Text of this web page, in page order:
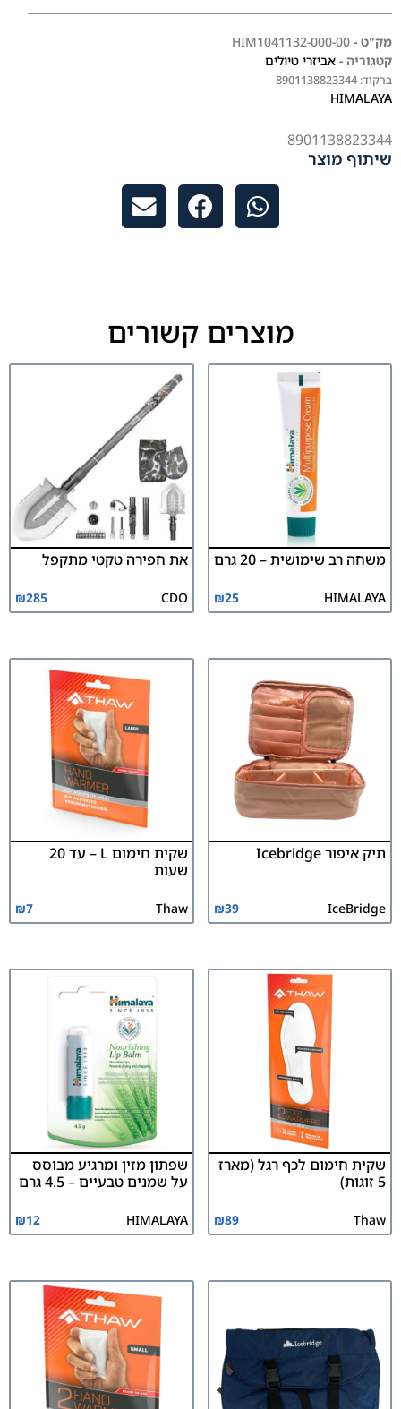
מק"ט - HIM1041132-000-00
קטגוריה - אביזרי טיולים
ברקוד: 8901138823344
HIMALAYA
8901138823344
שיתוף מוצר
מוצרים קשורים
משחה רב שימושית – 20 גרם
HIMALAYA
₪25
את חפירה טקטי מתקפל
CDO
₪285
תיק איפור Icebridge
IceBridge
₪39
שקית חימום L – עד 20
שעות
Thaw
₪7
שקית חימום לכף רגל (מארז
5 זוגות)
Thaw
₪89
שפתון מזין ומרגיע מבוסס
על שמנים טבעיים – 4.5 גרם
HIMALAYA
₪12